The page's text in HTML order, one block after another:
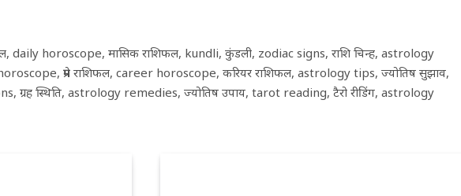
daily horoscope, मासिक राशिफल, kundli, कुंडली, zodiac signs, राशि चिन्ह, astrology
प्रेम राशिफल, career horoscope, करियर राशिफल, astrology tips, ज्योतिष सुझाव,
ग्रह स्थिति, astrology remedies, ज्योतिष उपाय, tarot reading, टैरो रीडिंग, astrology